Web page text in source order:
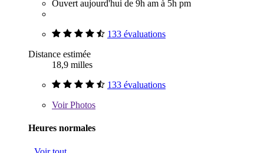
Ouvert aujourd'hui de 9h am à 5h pm
133 évaluations
Distance estimée
18,9 milles
133 évaluations
VoirPhotos
Heures normales